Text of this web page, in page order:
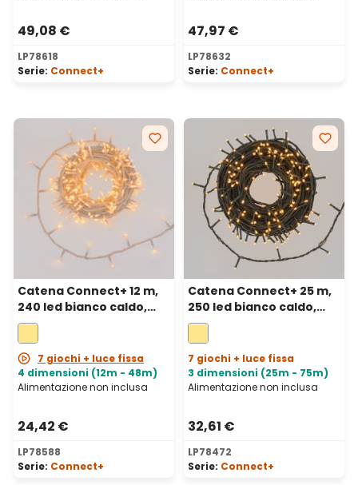
49,08 €
LP78618
Serie: Connect+
47,97 €
LP78632
Serie: Connect+
Catena Connect+ 12 m,
240 led bianco caldo,
cavo trasparente,
prolungabile
7 giochi + luce fissa
4 dimensioni (12m - 48m)
Alimentazione non inclusa
24,42 €
LP78588
Serie: Connect+
Catena Connect+ 25 m,
250 led bianco caldo,
cavo verde,
prolungabile
7 giochi + luce fissa
3 dimensioni (25m - 75m)
Alimentazione non inclusa
32,61 €
LP78472
Serie: Connect+